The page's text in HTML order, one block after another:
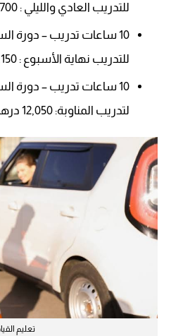
للتدريب العادي والليلي : 10,700 درهم.
10 ساعات تدريب – دورة
للتدريب نهاية الأسبوع : 11,150 درهم.
10 ساعات تدريب – دورة
لتدريب المناوبة: 12,050 درهم.
تعليم